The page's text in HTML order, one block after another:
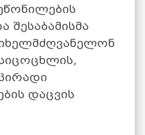
შესაბამისმა
იხელმძღვანელონ
დაცვის